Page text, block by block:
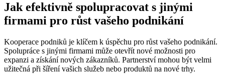
Jak efektivně spolupracovat s jinými
firmami pro růst vašeho podnikání
Kooperace podniků je klíčem k úspěchu pro růst vašeho podnikání.
Spolupráce s jinými firmami může otevřít nové možnosti pro
expanzi a získání nových zákazníků. Partnerství mohou být velmi
užitečná při šíření vašich služeb nebo produktů na nové trhy.